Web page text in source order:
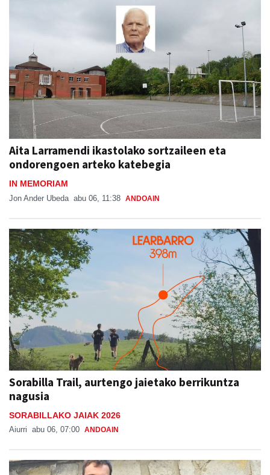
Aita Larramendi ikastolako sortzaileen eta
ondorengoen arteko katebegia
IN MEMORIAM
Jon Ander Ubeda abu 06, 11:38 ANDOAIN
Sorabilla Trail, aurtengo jaietako berrikuntza
nagusia
SORABILLAKO JAIAK 2026
Aiurri abu 06, 07:00 ANDOAIN